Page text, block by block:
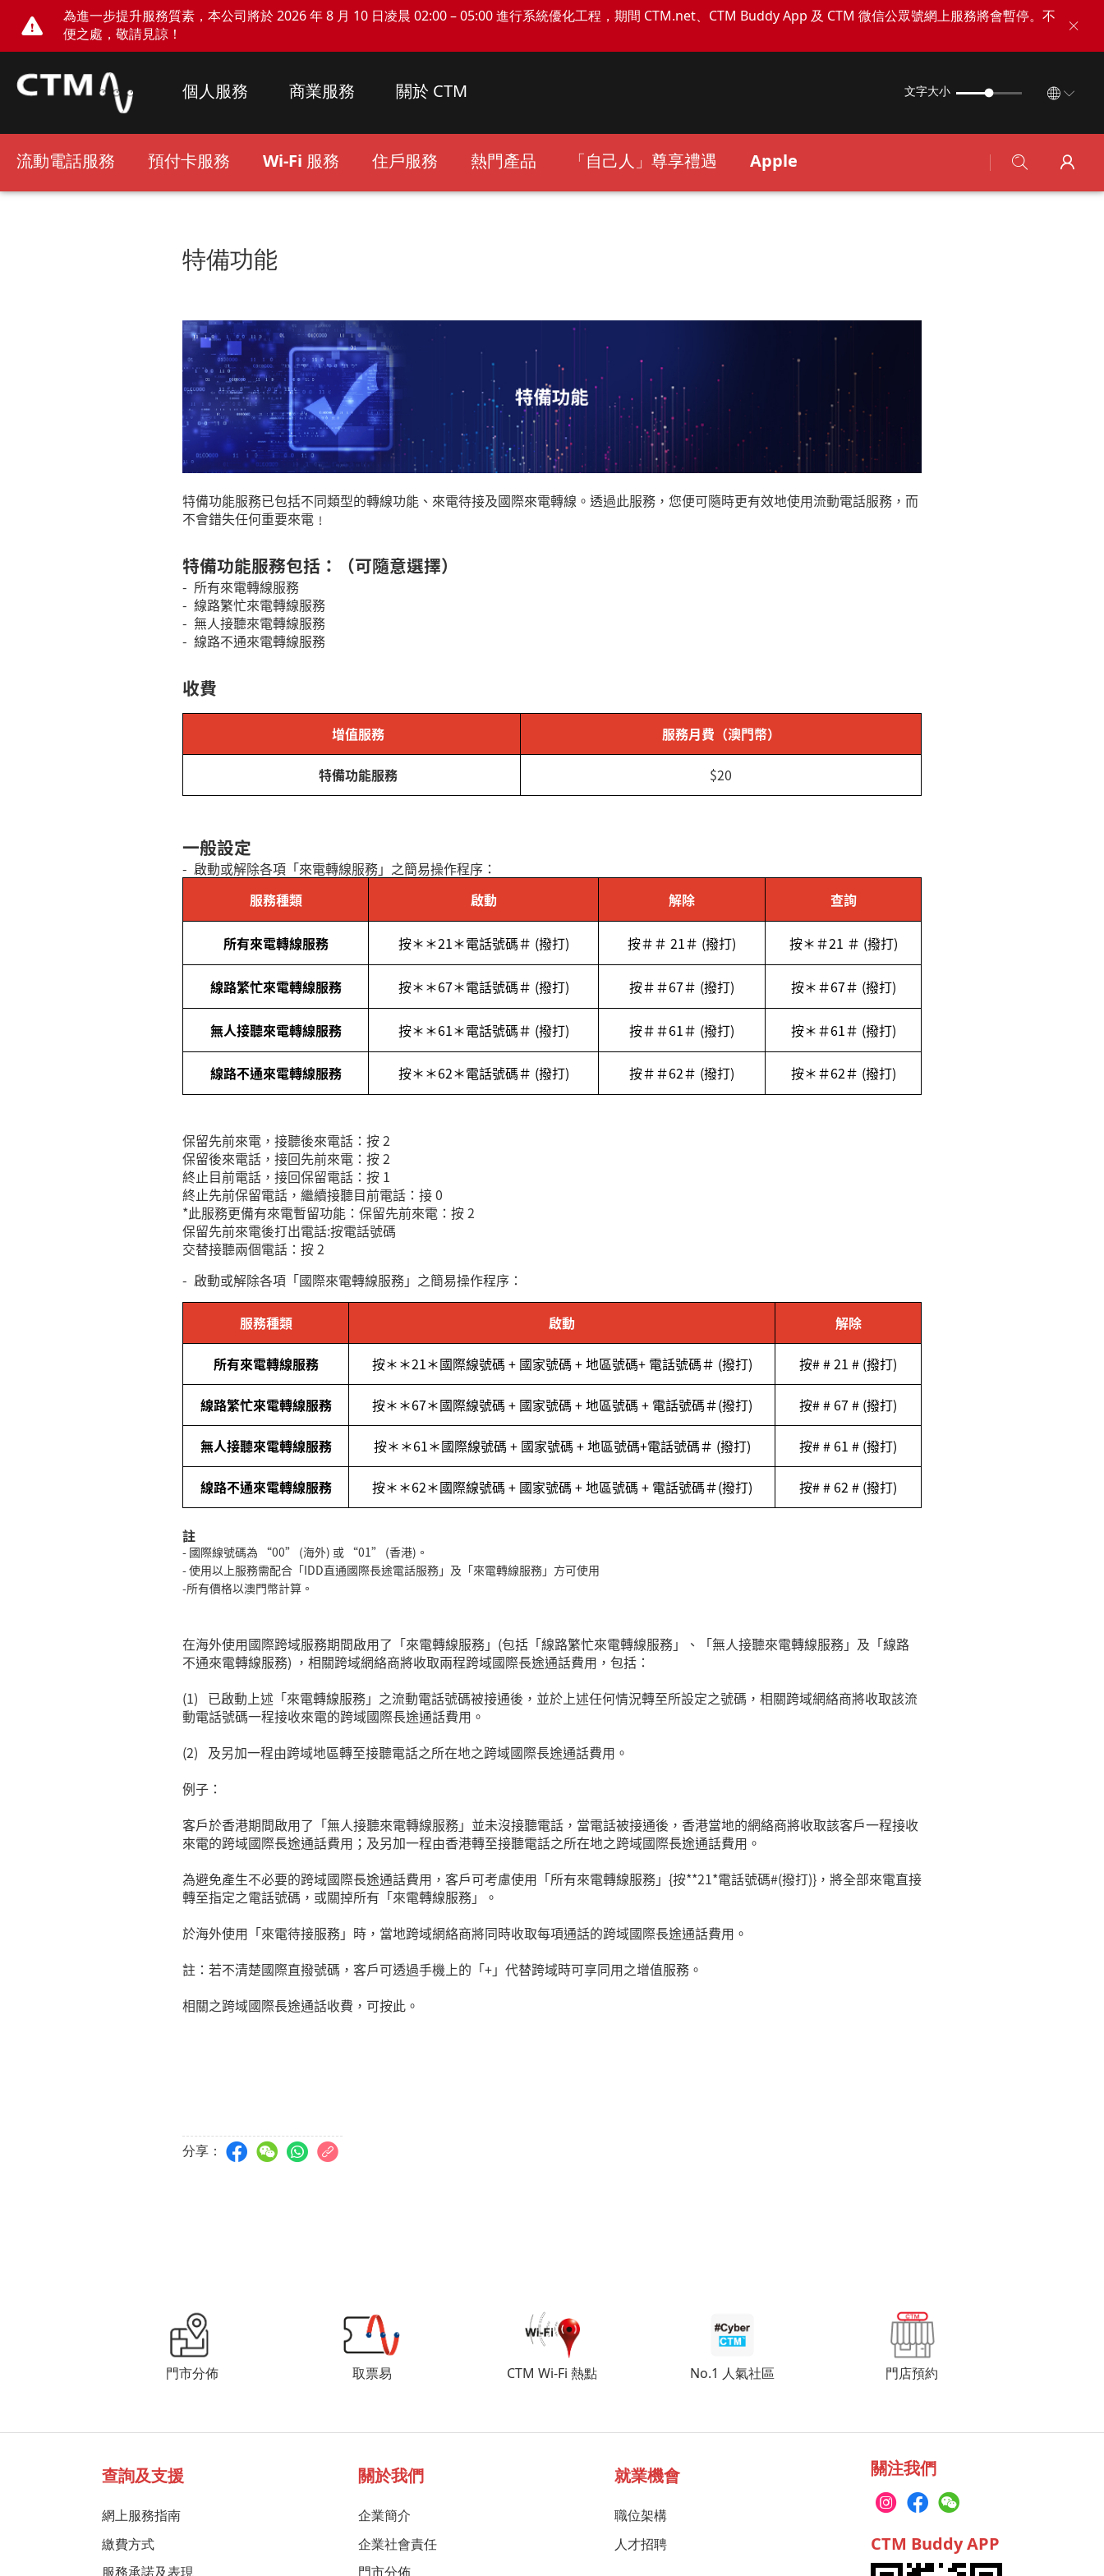
為進一步提升服務質素，本公司將於 2026 年 8 月 10 日凌晨 02:00 – 05:00 進行系統優化工程，期間 CTM.net、CTM Buddy App 及 CTM 微信公眾號網上服務將會暫停。不
便之處，敬請見諒！
個人服務 商業服務 關於 CTM 文字大小
流動電話服務 預付卡服務 Wi-Fi 服務 住戶服務 熱門產品 「自己人」尊享禮遇 Apple
特備功能
特備功能服務已包括不同類型的轉線功能、來電待接及國際來電轉線。透過此服務，您便可隨時更有效地使用流動電話服務，而
不會錯失任何重要來電﹗
特備功能服務包括：（可隨意選擇）
- 所有來電轉線服務
- 線路繁忙來電轉線服務
- 無人接聽來電轉線服務
- 線路不通來電轉線服務
收費
增值服務 服務月費（澳門幣）
特備功能服務 $20
一般設定
- 啟動或解除各項「來電轉線服務」之簡易操作程序：
服務種類
啟動 解除 查詢
所有來電轉線服務 按＊＊21＊電話號碼＃ (撥打) 按＃＃ 21＃ (撥打) 按＊＃21 ＃ (撥打)
線路繁忙來電轉線服務 按＊＊67＊電話號碼＃ (撥打) 按＃＃67＃ (撥打) 按＊＃67＃ (撥打)
無人接聽來電轉線服務 按＊＊61＊電話號碼＃ (撥打) 按＃＃61＃ (撥打) 按＊＃61＃ (撥打)
線路不通來電轉線服務 按＊＊62＊電話號碼＃ (撥打) 按＃＃62＃ (撥打) 按＊＃62＃ (撥打)
保留先前來電，接聽後來電話：按2
保留後來電話，接回先前來電：按2
終止目前電話，接回保留電話：按 1
終止先前保留電話，繼續接聽目前電話：接0
*此服務更備有來電暫留功能：保留先前來電：按2
保留先前來電後打出電話:按電話號碼
交替接聽兩個電話：按2
- 啟動或解除各項「國際來電轉線服務」之簡易操作程序：
服務種類 啟動 解除
所有來電轉線服務 按＊＊21＊國際線號碼 + 國家號碼 +地區號碼+ 電話號碼＃ (撥打) 按# # 21 # (撥打)
線路繁忙來電轉線服務 按＊＊67＊國際線號碼 + 國家號碼 +地區號碼 + 電話號碼＃(撥打) 按# # 67 # (撥打)
無人接聽來電轉線服務 按＊＊61＊國際線號碼 + 國家號碼 +地區號碼+電話號碼＃ (撥打) 按# # 61 # (撥打)
線路不通來電轉線服務 按＊＊62＊國際線號碼 + 國家號碼 +地區號碼 + 電話號碼＃(撥打) 按# # 62 # (撥打)
註
- 國際線號碼為 “00” (海外) 或 “01” (香港) 。
-使用以上服務需配合「IDD直通國際長途電話服務」及「來電轉線服務」方可使用
-所有價格以澳門幣計算。
在海外使用國際跨域服務期間啟用了「來電轉線服務」 (包括「線路繁忙來電轉線服務」、「無人接聽來電轉線服務」及「線路
不通來電轉線服務) ，相關跨域網絡商將收取兩程跨域國際長途通話費用，包括：
(1) 已啟動上述「來電轉線服務」之流動電話號碼被接通後，並於上述任何情況轉至所設定之號碼，相關跨域網絡商將收取該流
動電話號碼一程接收來電的跨域國際長途通話費用。
(2) 及另加一程由跨域地區轉至接聽電話之所在地之跨域國際長途通話費用。
例子：
客戶於香港期間啟用了「無人接聽來電轉線服務」並未沒接聽電話，當電話被接通後，香港當地的網絡商將收取該客戶一程接收
來電的跨域國際長途通話費用；及另加一程由香港轉至接聽電話之所在地之跨域國際長途通話費用。
為避免產生不必要的跨域國際長途通話費用，客戶可考慮使用「所有來電轉線服務」 {按**21*電話號碼#(撥打)} ，將全部來電直接
轉至指定之電話號碼，或關掉所有「來電轉線服務」。
於海外使用「來電待接服務」時，當地跨域網絡商將同時收取每項通話的跨域國際長途通話費用。
註：若不清楚國際直撥號碼，客戶可透過手機上的「+」代替跨域時可享同用之增值服務。
相關之跨域國際長途通話收費，可按此 。
分享：
門市分佈 取票易 CTM Wi-Fi 熱點 No.1 人氣社區 門店預約
查詢及支援
網上服務指南
繳費方式
服務承諾及表現
關於我們
企業簡介
企業社會責任
門市分佈
就業機會
職位架構
人才招聘
關注我們
CTM Buddy APP